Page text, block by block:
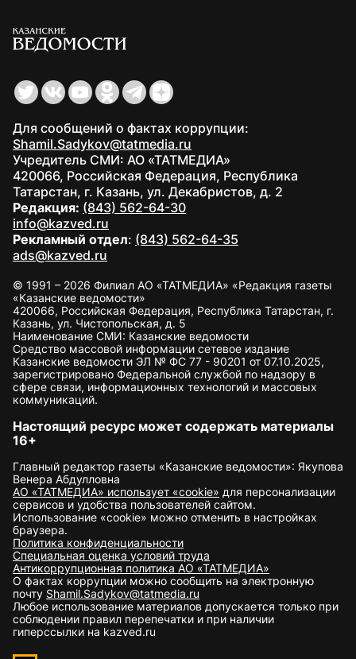
Для сообщений о фактах коррупции:
Shamil.Sadykov@tatmedia.ru
Учредитель СМИ: АО «ТАТМЕДИА»
420066, Российская Федерация, Республика
Татарстан, г. Казань, ул. Декабристов, д. 2
Редакция: (843) 562-64-30
info@kazved.ru
Рекламный отдел: (843) 562-64-35
ads@kazved.ru
© 1991 – 2026 Филиал АО «ТАТМЕДИА» «Редакция газеты
«Казанские ведомости»
420066, Российская Федерация, Республика Татарстан, г.
Казань, ул. Чистопольская, д. 5
Наименование СМИ: Казанские ведомости
Средство массовой информации сетевое издание
Казанские ведомости ЭЛ № ФС 77 - 90201 от 07.10.2025,
зарегистрировано Федеральной службой по надзору в
сфере связи, информационных технологий и массовых
коммуникаций.
Настоящий ресурс может содержать материалы
16+
Главный редактор газеты «Казанские ведомости»: Якупова
Венера Абдулловна
АО «ТАТМЕДИА» использует «cookie» для персонализации
сервисов и удобства пользователей сайтом.
Использование «cookie» можно отменить в настройках
браузера.
Политика конфиденциальности
Специальная оценка условий труда
Антикоррупционная политика АО «ТАТМЕДИА»
О фактах коррупции можно сообщить на электронную
почту Shamil.Sadykov@tatmedia.ru
Любое использование материалов допускается только при
соблюдении правил перепечатки и при наличии
гиперссылки на kazved.ru